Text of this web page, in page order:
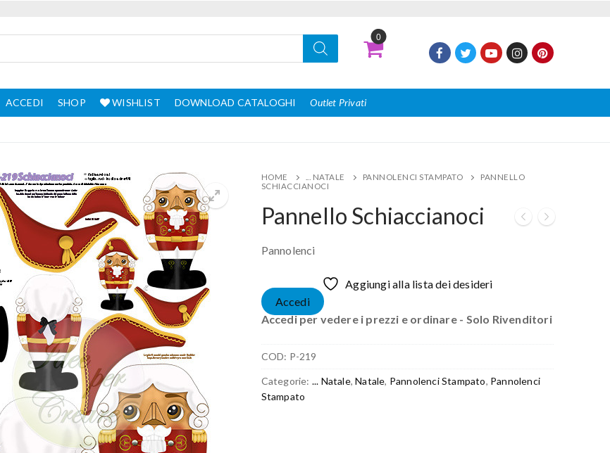
0
ACCEDI SHOP WISHLIST DOWNLOAD CATALOGHI Outlet Privati
HOME ... NATALE PANNOLENCI STAMPATO
PANNELLO
SCHIACCIANOCI
Pannello Schiaccianoci
Pannolenci
Aggiungi alla lista dei desideri
Accedi
Accedi per vedere i prezzi e ordinare - Solo Rivenditori
COD: P-219
Categorie: ... Natale,Natale, Pannolenci Stampato, Pannolenci
Stampato